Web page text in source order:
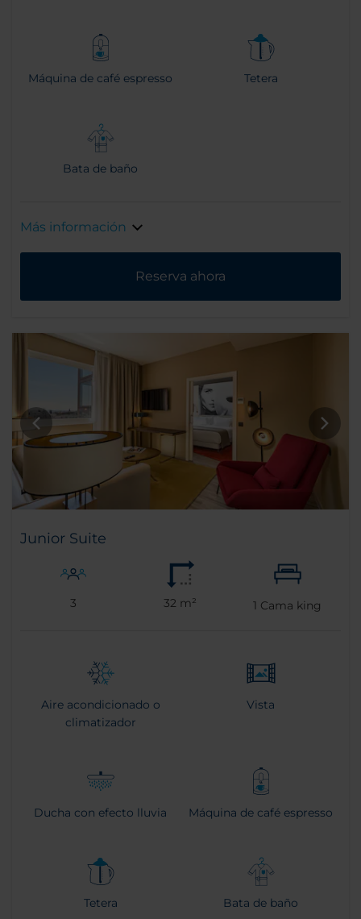
Máquina de café espresso Tetera
Bata de baño
Más información
Reserva ahora
Junior Suite
3 32 m² 1 Cama king
Aire acondicionado o
climatizador
Vista
Ducha con efecto lluvia Máquina de café espresso
Tetera Bata de baño